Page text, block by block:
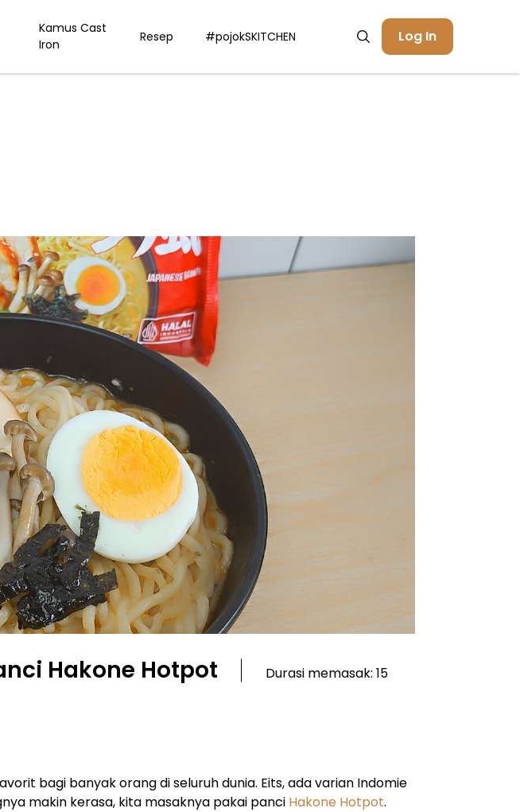
Kamus Cast
Iron
Resep #pojokSKITCHEN Log In
Hakone Hotpot
Durasi memasak: 15
bagi banyak orang di seluruh dunia. Eits, ada varian Indomie
makin kerasa, kita masaknya pakai panci Hakone Hotpot.